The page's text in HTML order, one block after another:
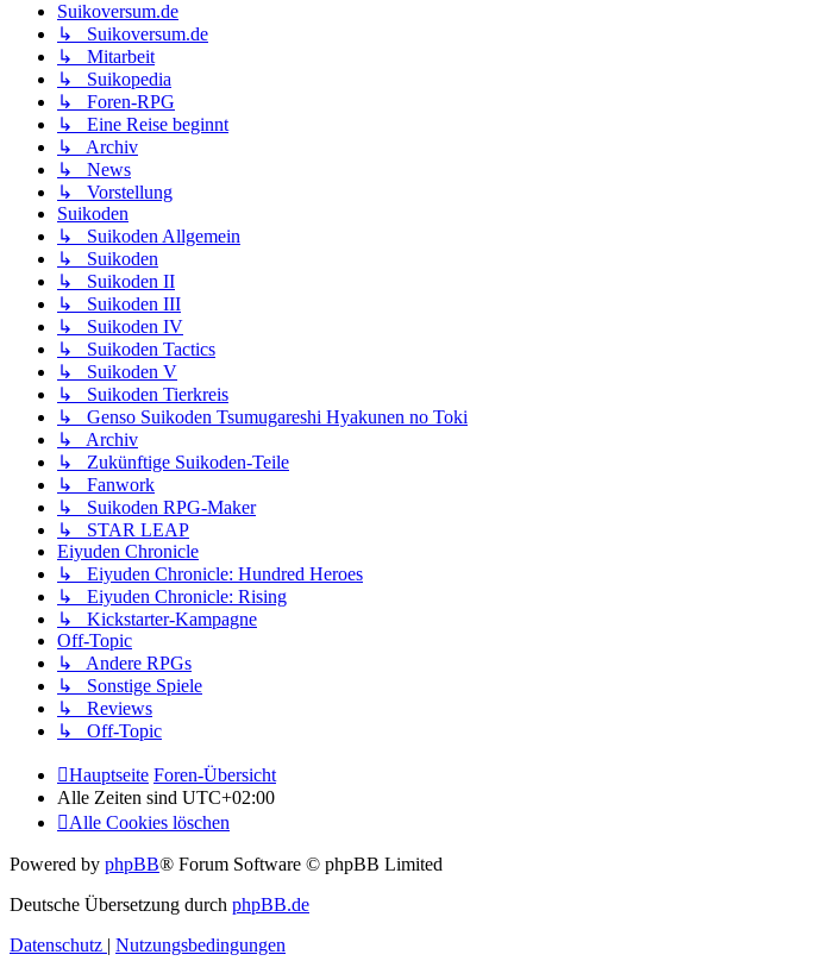
Suikoversum.de
↳ Suikoversum.de
↳ Mitarbeit
↳ Suikopedia
↳ Foren-RPG
↳ Eine Reise beginnt
↳ Archiv
↳ News
↳ Vorstellung
Suikoden
↳ Suikoden Allgemein
↳ Suikoden
↳ Suikoden II
↳ Suikoden III
↳ Suikoden IV
↳ Suikoden Tactics
↳ Suikoden V
↳ Suikoden Tierkreis
↳ Genso Suikoden Tsumugareshi Hyakunen no Toki
↳ Archiv
↳ Zukünftige Suikoden-Teile
↳ Fanwork
↳ Suikoden RPG-Maker
↳ STAR LEAP
Eiyuden Chronicle
↳ Eiyuden Chronicle: Hundred Heroes
↳ Eiyuden Chronicle: Rising
↳ Kickstarter-Kampagne
Off-Topic
↳ Andere RPGs
↳ Sonstige Spiele
↳ Reviews
↳ Off-Topic
Hauptseite Foren-Übersicht
Alle Zeiten sind UTC+02:00
Alle Cookies löschen
Powered by phpBB® Forum Software © phpBB Limited
Deutsche Übersetzung durch phpBB.de
Datenschutz
Nutzungsbedingungen